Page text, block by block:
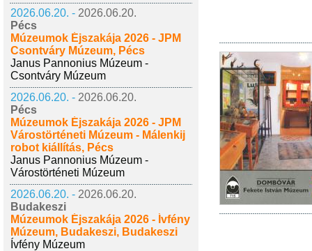
2026.06.20. - 2026.06.20.
Pécs
Múzeumok Éjszakája 2026 - JPM
Csontváry Múzeum, Pécs
Janus Pannonius Múzeum -
Csontváry Múzeum
2026.06.20. - 2026.06.20.
Pécs
Múzeumok Éjszakája 2026 - JPM
Várostörténeti Múzeum - Málenkij
robot kiállítás, Pécs
Janus Pannonius Múzeum -
Várostörténeti Múzeum
2026.06.20. - 2026.06.20.
Budakeszi
Múzeumok Éjszakája 2026 - Ívfény
Múzeum, Budakeszi, Budakeszi
Ívfény Múzeum